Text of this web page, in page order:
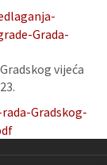
Grada-
vijeća
Gradskog-